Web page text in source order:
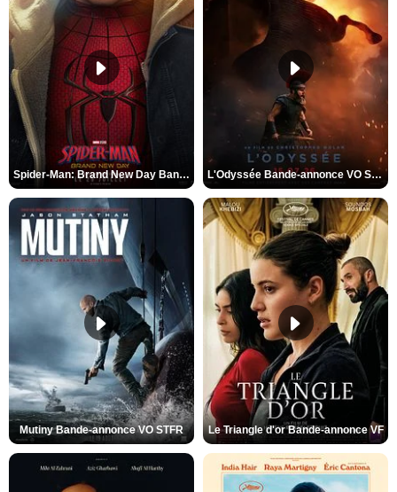
Spider-Man: Brand New Day Bande-annonce VO STFR L'Odyssée Bande-annonce VO STFR
Mutiny Bande-annonce VO STFR Le Triangle d'or Bande-annonce VF